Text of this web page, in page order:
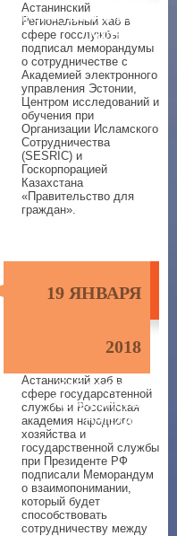
институциональные
партнеры
Астанинский
Региональный хаб в
сфере госслужбы
подписал меморандумы
о сотрудничестве с
Академией электронного
управления Эстонии,
Центром исследований и
обучения при
Организации Исламского
Сотрудничества
(SESRIC) и
Госкорпорацией
Казахстана
«Правительство для
граждан».
19 ЯНВАРЯ
2018
Хаб подписал
Меморандум с
РАНХиГС
Астанинский хаб в
сфере государсвтенной
службы и Российская
академия народного
хозяйства и
государственной службы
при Президенте РФ
подписали Меморандум
о взаимопонимании,
который будет
способствовать
сотрудничеству между